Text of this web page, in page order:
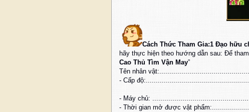
Cách Thức Tham Gia:1 Đạo hữu
hãy thực hiện theo hướng dẫn sau: Để
Cao Thủ Tìm Vận May”
Tên nhân
- Cấp
- Máy chủ:
- Thời gian mở được vật